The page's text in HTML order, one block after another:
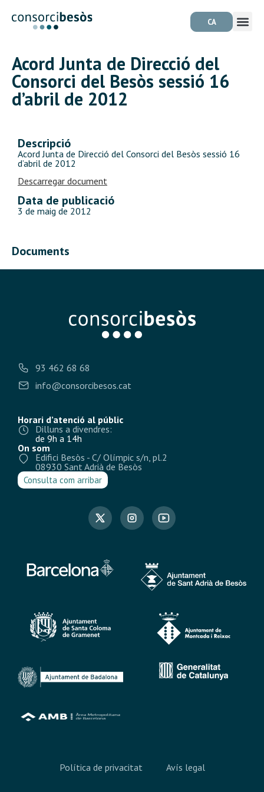
CA
Acord Junta de Direcció del
Consorci del Besòs sessió 16
d’abril de 2012
Descripció
Acord Junta de Direcció del Consorci del Besòs sessió 16
d’abril de 2012
Descarregar document
Data de publicació
3 de maig de 2012
Documents
93 462 68 68
info@consorcibesos.cat
Horari d’atenció al públic
Dilluns a divendres:
de 9h a 14h
On som
Edifici Besòs - C/ Olímpic s/n, pl.2
08930 Sant Adrià de Besòs
Consulta com arribar
Política de privacitat Avís legal